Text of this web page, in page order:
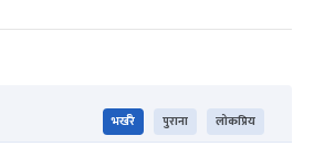
भर्खरै पुराना लोकप्रिय